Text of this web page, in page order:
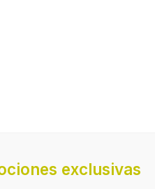
exclusivas